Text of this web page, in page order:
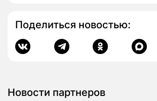
Поделиться новостью:
Новости партнеров